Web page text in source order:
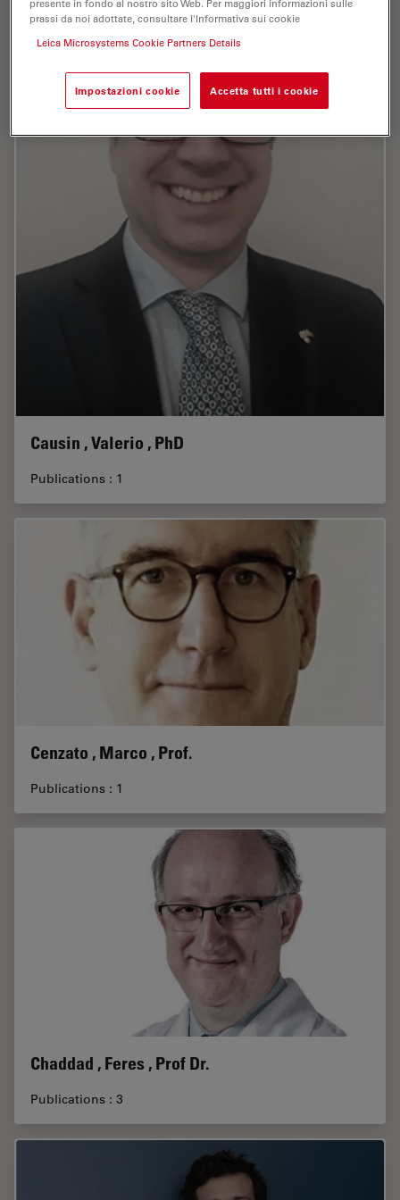
Causin , Valerio , PhD
Publications : 1
Cenzato , Marco , Prof.
Publications : 1
Chaddad , Feres , Prof Dr.
Publications : 3
presente in fondo al nostro sito Web. Per maggiori informazioni sulle
prassi da noi adottate, consultare l'Informativa sui cookie
Leica Microsystems Cookie Partners Details
Impostazioni cookie Accetta tutti i cookie